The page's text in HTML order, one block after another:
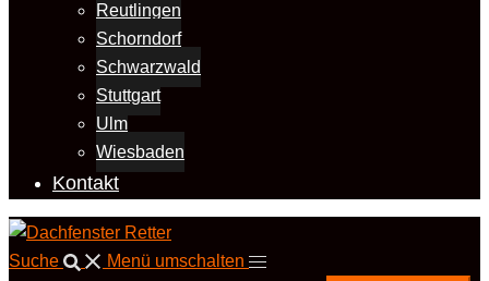
Reutlingen
Schorndorf
Schwarzwald
Stuttgart
Ulm
Wiesbaden
Kontakt
Suche Menü umschalten